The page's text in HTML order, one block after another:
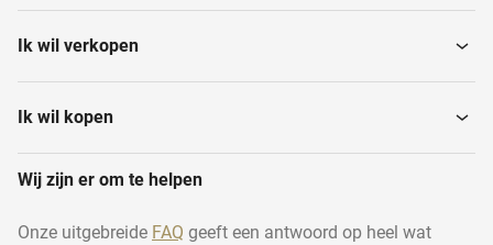
Vloeibedverwerkers
Ik wil verkopen
Ik wil kopen
Wij zijn er om te helpen
Onze uitgebreide FAQ geeft een antwoord op heel wat